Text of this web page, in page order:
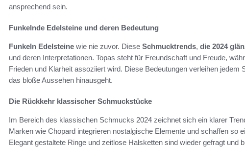
ansprechend sein.
Funkelnde Edelsteine und deren Bedeutung
Funkeln Edelsteine wie nie zuvor. Diese Schmucktrends, die 2024
und deren Interpretationen. Topas steht für Freundschaft und Freude,
Frieden und Klarheit assoziiert wird. Diese Bedeutungen verleihen
das bloße Aussehen hinausgeht.
Die Rückkehr klassischer Schmuckstücke
Im Bereich des klassischen Schmucks 2024 zeichnet sich ein klarer
Marken wie Chopard integrieren nostalgische Elemente und schaffen so
Elegant gestaltete Ringe und zeitlose Halsketten sind wieder gefragt und